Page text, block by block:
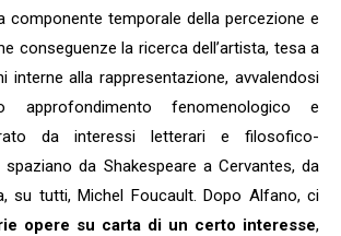
componente temporale della percezione e
conseguenze la ricerca dell’artista, tesa a
interne alla rappresentazione, avvalendosi
fenomenologico e
da interessi letterari e filosofico-
da Shakespeare a Cervantes, da
su tutti, Michel Foucault. Dopo Alfano, ci
opere su carta di un certo interesse,